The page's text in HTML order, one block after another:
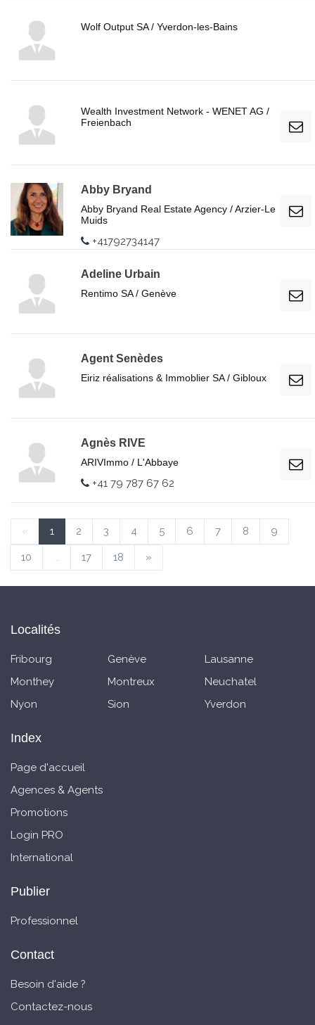
Wolf Output SA / Yverdon-les-Bains
Wealth Investment Network - WENET AG /
Freienbach
Abby Bryand
Abby Bryand Real Estate Agency / Arzier-Le
Muids
+41792734147
Adeline Urbain
Rentimo SA / Genève
Agent Senèdes
Eiriz réalisations & Immoblier SA / Gibloux
Agnès RIVE
ARIVImmo / L'Abbaye
+41 79 787 67 62
« 1 2 3 4 5 6 7 8 9
10 ... 17 18 »
Localités
Fribourg Genève
Lausanne
Monthey
Montreux
Neuchatel
Nyon
Sion Yverdon
Index
Page d'accueil
Agences & Agents
Promotions
Login PRO
International
Publier
Professionnel
Contact
Besoin d'aide ?
Contactez-nous